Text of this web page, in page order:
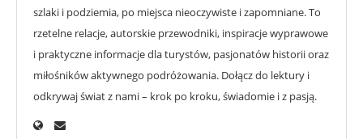
szlaki i podziemia, po miejsca nieoczywiste i zapomniane. To
rzetelne relacje, autorskie przewodniki, inspiracje wyprawowe
i praktyczne informacje dla turystów, pasjonatów historii oraz
miłośników aktywnego podróżowania. Dołącz do lektury i
odkrywaj świat z nami – krok po kroku, świadomie i z pasją.